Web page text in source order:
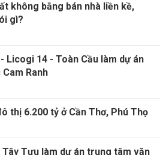
không bằng bán nhà liền kề,
gì?
Licogi 14 - Toàn Cầu làm dự án
Ranh
thị 6.200 tỷ ở Cần Thơ, Phú Thọ
Tựu làm dự án trung tâm văn